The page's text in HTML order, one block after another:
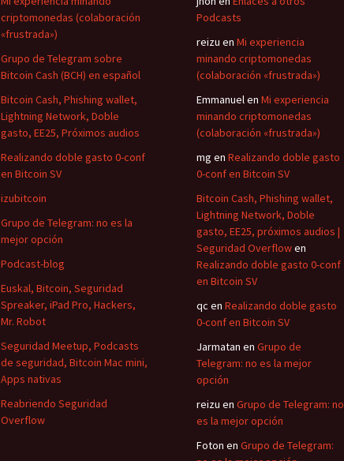
volumen.
criptomonedas (colaboración
«frustrada»)
Grupo de Telegram sobre
Bitcoin Cash (BCH) en español
Bitcoin Cash, Phishing wallet,
Lightning Network, Doble
gasto, EE25, Próximos audios
Realizando doble gasto 0-conf
en Bitcoin SV
izubitcoin
Grupo de Telegram: no es la
mejor opción
Podcast-blog
Euskal, Bitcoin, Seguridad
Spreaker, iPad Pro, Hackers,
Mr. Robot
Seguridad Meetup, Podcasts
de seguridad, Bitcoin Mac mini,
Apps nativas
Reabriendo Seguridad
Overflow
Podcasts
reizu en Mi experiencia
minando criptomonedas
(colaboración «frustrada»)
Emmanuelen Mi experiencia
minando criptomonedas
(colaboración «frustrada»)
mg en Realizando doble gasto
0-conf en Bitcoin SV
Bitcoin Cash, Phishing wallet,
Lightning Network, Doble
gasto, EE25, próximos audios |
Seguridad Overflowen
Realizando doble gasto 0-conf
en Bitcoin SV
qc en Realizando doble gasto
0-conf en Bitcoin SV
Jarmatan en Grupo de
Telegram: no es la mejor
opción
reizu en Grupo de Telegram: no
es la mejor opción
Foton en Grupo de Telegram: